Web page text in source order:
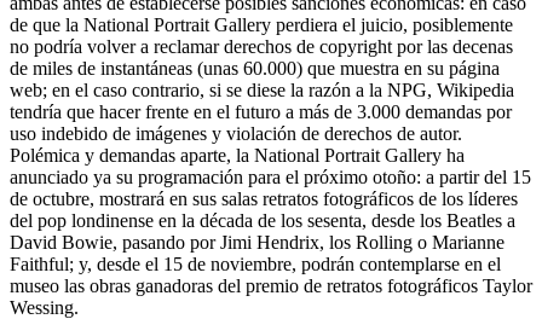
de que la National Portrait Gallery perdiera el juicio, posiblemente
no podría volver a reclamar derechos de copyright por las decenas
de miles de instantáneas (unas 60.000) que muestra en su página
web; en el caso contrario, si se diese la razón a la NPG, Wikipedia
tendría que hacer frente en el futuro a más de 3.000 demandas por
uso indebido de imágenes y violación de derechos de autor.
Polémica y demandas aparte, la National Portrait Gallery ha
anunciado ya su programación para el próximo otoño: a partir del 15
de octubre, mostrará en sus salas retratos fotográficos de los líderes
del pop londinense en la década de los sesenta, desde los Beatles a
David Bowie, pasando por Jimi Hendrix, los Rolling o Marianne
Faithful; y, desde el 15 de noviembre, podrán contemplarse en el
museo las obras ganadoras del premio de retratos fotográficos Taylor
Wessing.